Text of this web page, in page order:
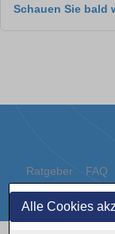
Alle Cookies
Schauen Sie bald
Ratgeber FAQ